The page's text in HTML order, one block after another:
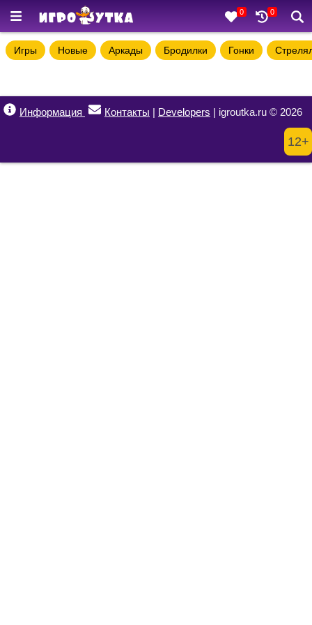
0 0
Игры Новые Аркады Бродилки Гонки
Информация Контакты | Developers | igroutka.ru © 2026
12+